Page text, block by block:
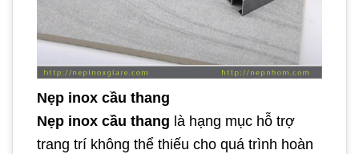
Nẹp inox cầu thang
Nẹp inox cầu thang là hạng mục hỗ trợ
trang trí không thể thiếu cho quá trình hoàn